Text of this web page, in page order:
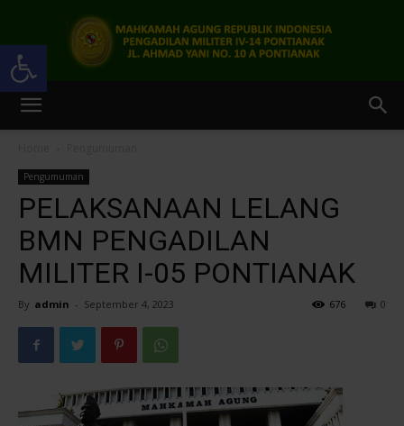
Open toolbar
IV-
Pengumuman
PELAKSANAAN LELANG
BMN PENGADILAN
MILITER I-05 PONTIANAK
By admin - September 4, 2023 0
676